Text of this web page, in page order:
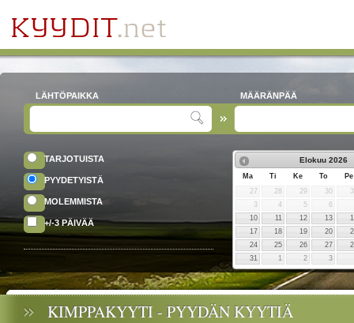
LÄHTÖPAIKKA MÄÄRÄNPÄÄ
TARJOTUISTA
PYYDETYISTÄ
MOLEMMISTA
+/-3 PÄIVÄÄ
Elokuu 2026
Ma Ti Ke To
Pe
27
28 29 30
3
4 5
6
10
11 12 13
17
18 19 20
24
25 26 27
31
1 2 3
KIMPPAKYYTI - PYYDÄN KYYTIÄ